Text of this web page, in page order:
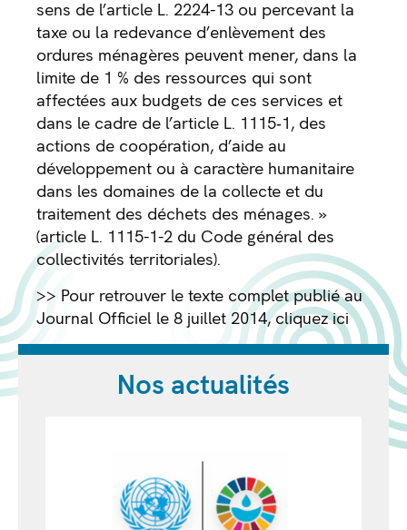
sens de l’article L. 2224-13 ou percevant la
taxe ou la redevance d’enlèvement des
ordures ménagères peuvent mener, dans la
limite de 1 % des ressources qui sont
affectées aux budgets de ces services et
dans le cadre de l’article L. 1115‑1, des
actions de coopération, d’aide au
développement ou à caractère humanitaire
dans les domaines de la collecte et du
traitement des déchets des ménages. »
(article L. 1115-1-2 du Code général des
collectivités territoriales).
>> Pour retrouver le texte complet publié au
Journal Officiel le 8 juillet 2014, cliquezici
Nos actualités